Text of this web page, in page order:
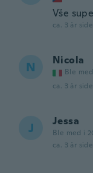
Vše
ca. 3 år
N Nicola
Ble
ca. 3 år
J Jessa
Ble med i
ca. 3 år